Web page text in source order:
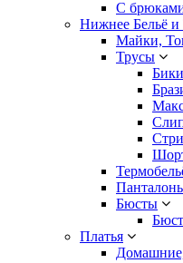
С
Нижнее Бельё и
Майки,
Трусы
Бюсты
Платья